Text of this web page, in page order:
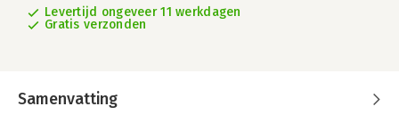
Levertijd ongeveer 11 werkdagen
Gratis verzonden
Samenvatting